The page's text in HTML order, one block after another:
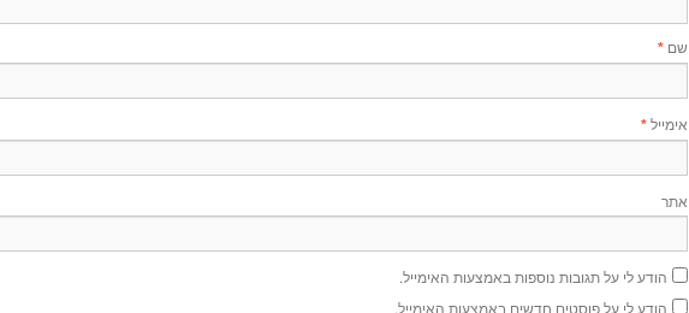
שם *
אימייל *
אתר
הודע לי על תגובות נוספות באמצעות האימייל.
הודע לי על פוסטים חדשים באמצעות האימייל.